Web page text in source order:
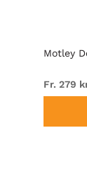
Motley
Fr. 279